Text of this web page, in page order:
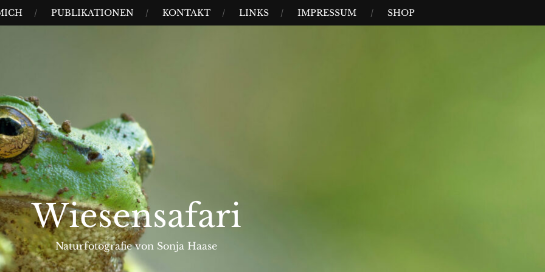
PUBLIKATIONEN KONTAKT LINKS IMPRESSUM SHOP
Wiesensafari
Naturfotografie von Sonja Haase